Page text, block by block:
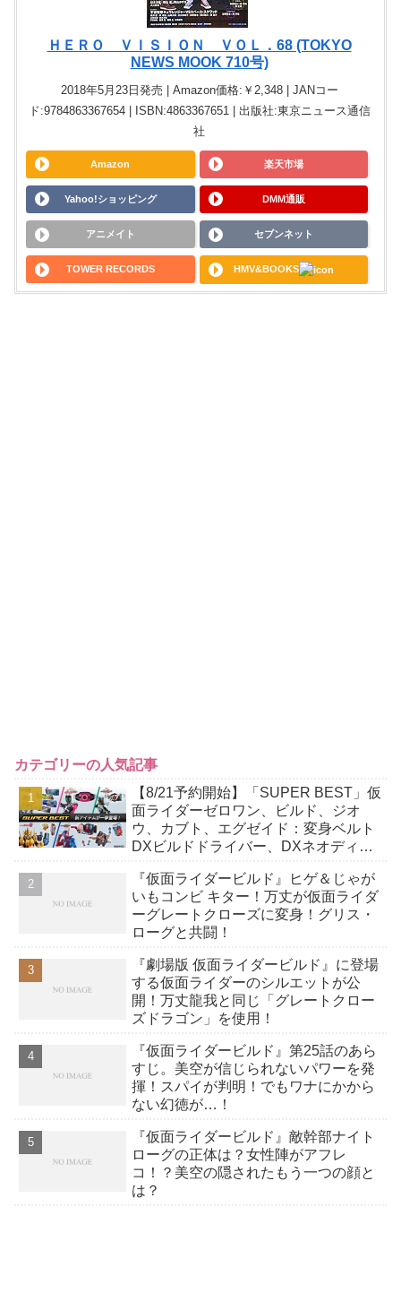
ＨＥＲＯ ＶＩＳＩＯＮ ＶＯＬ．68 (TOKYO
NEWS MOOK 710号)
2018年5月23日発売 | Amazon価格:￥2,348 | JANコー
ド:9784863367654 | ISBN:4863367651 | 出版社:東京ニュース通信
社
Amazon 楽天市場
Yahoo!ショッピング DMM通販
アニメイト セブンネット
TOWER RECORDS HMV&BOOKS
カテゴリーの人気記事
【8/21予約開始】「SUPER BEST」仮
面ライダーゼロワン、ビルド、ジオ
ウ、カブト、エグゼイド：変身ベルト
DXビルドドライバー、DXネオディケ
か12点！
『仮面ライダービルド』ヒゲ＆じゃが
いもコンビ キター！万丈が仮面ライダ
ーグレートクローズに変身！グリス・
ローグと共闘！
『劇場版 仮面ライダービルド』に登場
する仮面ライダーのシルエットが公
開！万丈龍我と同じ「グレートクロー
ズドラゴン」を使用！
『仮面ライダービルド』第25話のあら
すじ。美空が信じられないパワーを発
揮！スパイが判明！でもワナにかから
ない幻徳が…！
『仮面ライダービルド』敵幹部ナイト
ローグの正体は？女性陣がアフレ
コ！？美空の隠されたもう一つの顔と
は？